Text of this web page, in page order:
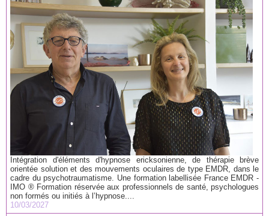
Intégration d'éléments d'hypnose ericksonienne, de thérapie brève
orientée solution et des mouvements oculaires de type EMDR, dans le
cadre du psychotraumatisme. Une formation labellisée France EMDR -
IMO ® Formation réservée aux professionnels de santé, psychologues
non formés ou initiés à l’hypnose....
10/03/2027